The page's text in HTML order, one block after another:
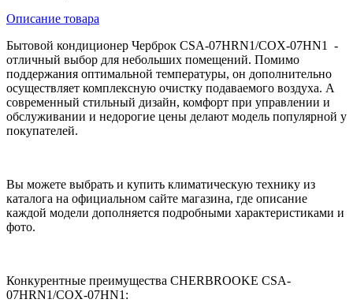
Описание товара
Бытовой кондиционер Черброк CSA-07HRN1/COX-07HN1 -
отличный выбор для небольших помещений. Помимо
поддержания оптимальной температуры, он дополнительно
осуществляет комплексную очистку подаваемого воздуха. А
современный стильный дизайн, комфорт при управлении и
обслуживании и недорогие цены делают модель популярной у
покупателей.
Вы можете выбрать и купить климатическую технику из
каталога на официальном сайте магазина, где описание
каждой модели дополняется подробными характеристиками и
фото.
Конкурентные преимущества CHERBROOKE CSA-
07HRN1/COX-07HN1: